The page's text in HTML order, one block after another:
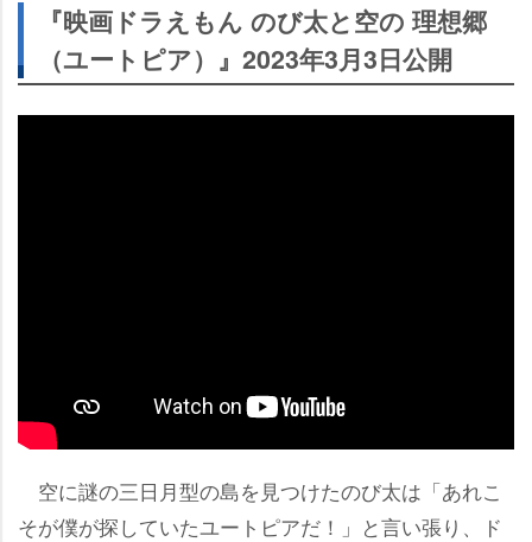
『映画ドラえもん のび太と空の 理想郷
（ユートピア）』2023年3月3日公開
空に謎の三日月型の島を見つけたのび太は「あれこ
そが僕が探していたユートピアだ！」と言い張り、ド